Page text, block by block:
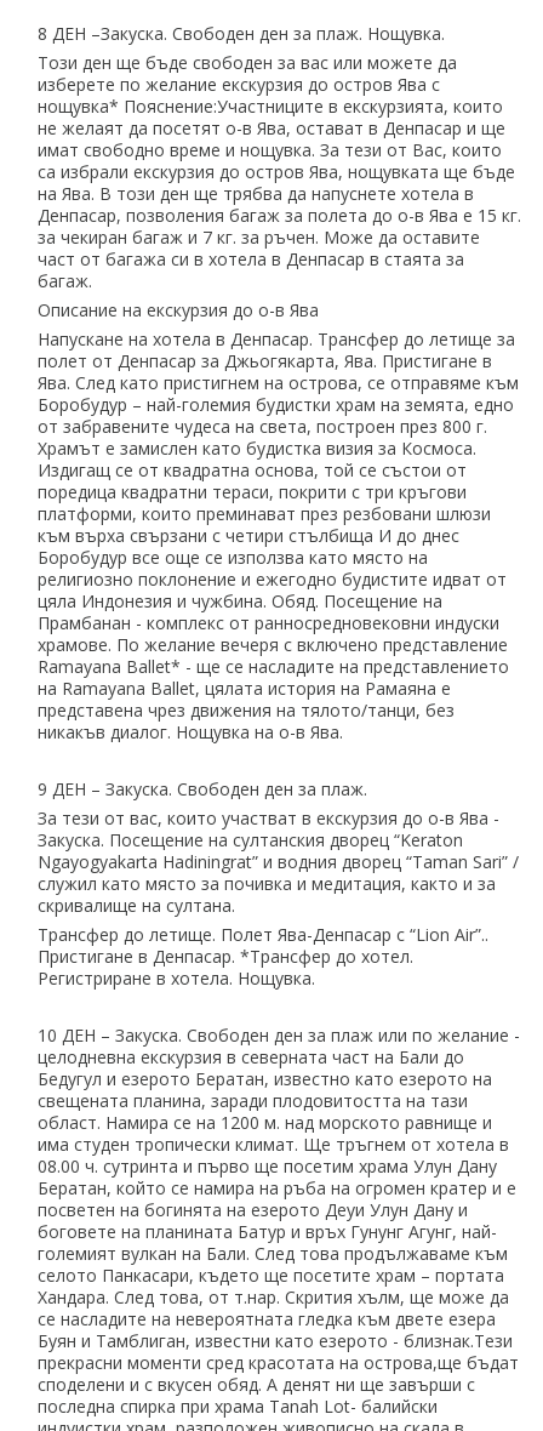
8 ДЕН –Закуска. Свободен ден за плаж. Нощувка.
Този ден ще бъде свободен за вас или можете да
изберете по желание екскурзия до остров Ява с
нощувка* Пояснение:Участниците в екскурзията, които
не желаят да посетят о-в Ява, остават в Денпасар и ще
имат свободно време и нощувка. За тези от Вас, които
са избрали екскурзия до остров Ява, нощувката ще бъде
на Ява. В този ден ще трябва да напуснете хотела в
Денпасар, позволения багаж за полета до о-в Ява е 15 кг.
за чекиран багаж и 7 кг. за ръчен. Може да оставите
част от багажа си в хотела в Денпасар в стаята за
багаж.
Описание на екскурзия до о-в Ява
Напускане на хотела в Денпасар. Трансфер до летище за
полет от Денпасар за Джьогякарта, Ява. Пристигане в
Ява. След като пристигнем на острова, се отправяме към
Боробудур – най-големия будистки храм на земята, едно
от забравените чудеса на света, построен през 800 г.
Храмът е замислен като будистка визия за Космоса.
Издигащ се от квадратна основа, той се състои от
поредица квадратни тераси, покрити с три кръгови
платформи, които преминават през резбовани шлюзи
към върха свързани с четири стълбища И до днес
Боробудур все още се използва като място на
религиозно поклонение и ежегодно будистите идват от
цяла Индонезия и чужбина. Обяд. Посещение на
Прамбанан - комплекс от ранносредновековни индуски
храмове. По желание вечеря с включено представление
Ramayana Ballet* - ще се насладите на представлението
на Ramayana Ballet, цялата история на Рамаяна е
представена чрез движения на тялото/танци, без
никакъв диалог. Нощувка на о-в Ява.
9 ДЕН – Закуска. Свободен ден за плаж.
За тези от вас, които участват в екскурзия до о-в Ява -
Закуска. Посещение на султанския дворец “Keraton
Ngayogyakarta Hadiningrat” и водния дворец “Taman Sari” /
служил като място за почивка и медитация, както и за
скривалище на султана.
Трансфер до летище. Полет Ява-Денпасар с “Lion Air”..
Пристигане в Денпасар. *Трансфер до хотел.
Регистриране в хотела. Нощувка.
10 ДЕН – Закуска. Свободен ден за плаж или по желание -
целодневна екскурзия в северната част на Бали до
Бедугул и езерото Бератан, известно като езерото на
свещената планина, заради плодовитостта на тази
област. Намира се на 1200 м. над морското равнище и
има студен тропически климат. Ще тръгнем от хотела в
08.00 ч. сутринта и първо ще посетим храма Улун Дану
Бератан, който се намира на ръба на огромен кратер и е
посветен на богинята на езерото Деуи Улун Дану и
боговете на планината Батур и връх Гунунг Агунг, най-
големият вулкан на Бали. След това продължаваме към
селото Панкасари, където ще посетите храм – портата
Хандара. След това, от т.нар. Скрития хълм, ще може да
се насладите на невероятната гледка към двете езера
Буян и Тамблиган, известни като езерото - близнак.Тези
прекрасни моменти сред красотата на острова,ще бъдат
споделени и с вкусен обяд. А денят ни ще завърши с
последна спирка при храма Tanah Lot- балийски